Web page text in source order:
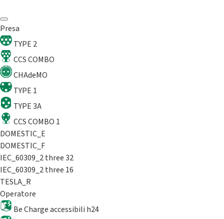
Presa
TYPE 2
CCS COMBO
CHAdeMO
TYPE 1
TYPE 3A
CCS COMBO 1
DOMESTIC_E
DOMESTIC_F
IEC_60309_2 three 32
IEC_60309_2 three 16
TESLA_R
Operatore
Be Charge accessibili h24